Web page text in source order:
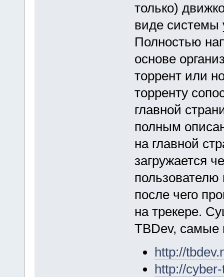
только)
виде
Полностью
основе
торрент или
торренту
главной
полным
на главной
загружается
пользователю
после чего
на трекере.
TBDev, самые
http://
http://